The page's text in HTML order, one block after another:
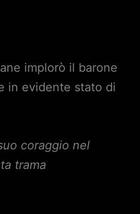
implorò il barone
in evidente stato di
coraggio nel
trama